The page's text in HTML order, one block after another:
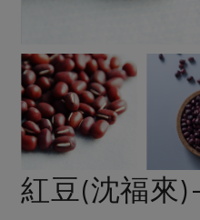
保健食品
居家好物
家庭清潔
漬物
涼拌沙拉
飲品
主題食譜
議題活動
主婦聯盟X樂齡網特約優惠案
30%rPET紅烏龍茶
2024農業發展計畫年度報告
更多議題活動
減添加物
公益金
更多議題
生活者e週報
社員權益
合作社法規
選舉專區
紅豆(沈福來